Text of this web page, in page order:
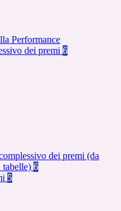
Performance
dei premi 6
dei premi (da
tabelle) 6
5